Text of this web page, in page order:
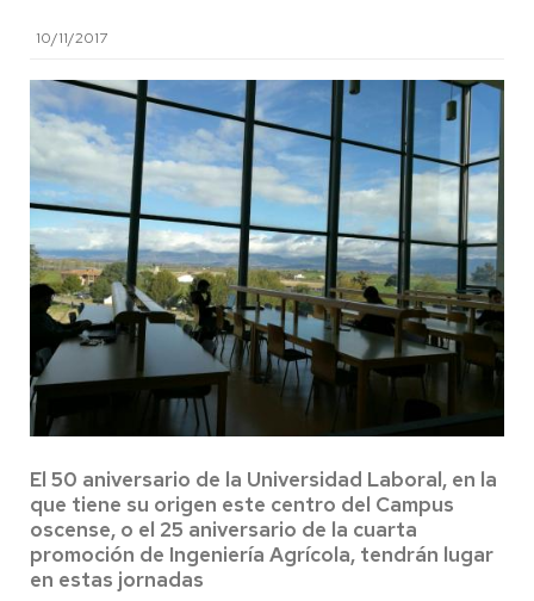
10/11/2017
El 50 aniversario de la Universidad Laboral, en la
que tiene su origen este centro del Campus
oscense, o el 25 aniversario de la cuarta
promoción de Ingeniería Agrícola, tendrán lugar
en estas jornadas